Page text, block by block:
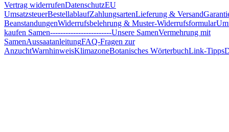
Vertrag widerrufenDatenschutzEU
UmsatzsteuerBestellablaufZahlungsartenLieferung & Versand
BeanstandungenWiderrufsbelehrung & Muster-Widerrufsformular
kaufen Samen------------------------Unsere SamenVermehrung mit
SamenAussaatanleitungFAQ-Fragen zur
AnzuchtWarnhinweisKlimazoneBotanisches WörterbuchLink-Tipps